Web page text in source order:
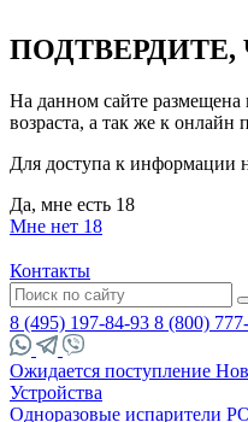
ПОДТВЕРДИТЕ,
На данном сайте размещена
возраста, а так же к
Для доступа к информации
Да, мне есть 18
Мне нет 18
Контакты
8 (495) 197-84-93 8 (800)
Ожидается поступление
Устройства
Одноразовые испарители